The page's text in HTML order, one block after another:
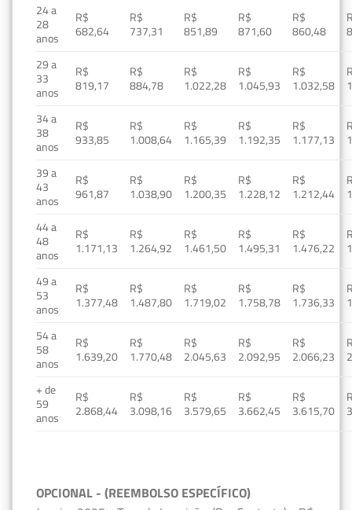
24 a
28
anos
R$
682,64
R$
737,31
R$
851,89
R$
871,60
R$
860,48
29 a
33
anos
R$
819,17
R$
884,78
R$
1.022,28
R$
1.045,93
R$
1.032,58
34 a
38
anos
R$
933,85
R$
1.008,64
R$
1.165,39
R$
1.192,35
R$
1.177,13
39 a
43
anos
R$
961,87
R$
1.038,90
R$
1.200,35
R$
1.228,12
R$
1.212,44
44 a
48
anos
R$
1.171,13
R$
1.264,92
R$
1.461,50
R$
1.495,31
R$
1.476,22
49 a
53
anos
R$
1.377,48
R$
1.487,80
R$
1.719,02
R$
1.758,78
R$
1.736,33
54 a
58
anos
R$
1.639,20
R$
1.770,48
R$
2.045,63
R$
2.092,95
R$
2.066,23
+ de
59
anos
R$
2.868,44
R$
3.098,16
R$
3.579,65
R$
3.662,45
R$
3.615,70
OPCIONAL - (REEMBOLSO ESPECÍFICO)